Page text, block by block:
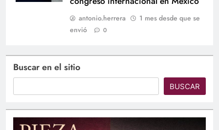
antonio.herrera
1 mes desde que se
envió
0
Buscar en el sitio
BUSCAR